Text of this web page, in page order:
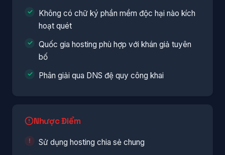
Không có chữ ký phần mềm độc hại nào kích
hoạt quét
Quốc gia hosting phù hợp với khán giả tuyên
bố
Phân giải qua DNS đệ quy công khai
Nhược Điểm
Sử dụng hosting chia sẻ chung